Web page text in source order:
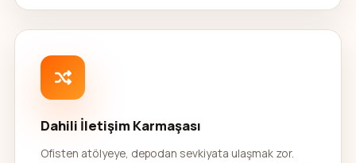
Dahili İletişim Karmaşası
Ofisten atölyeye, depodan sevkiyata ulaşmak zor.